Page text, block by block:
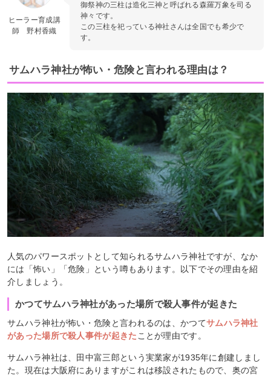
ヒーラー育成講
師 野村香織
御祭神の三柱は造化三神と呼ばれる森羅万象を司る
神々です。
この三柱を祀っている神社さんは全国でも希少で
す。
サムハラ神社が怖い・危険と言われる理由は？
人気のパワースポットとして知られるサムハラ神社ですが、なか
には「怖い」「危険」という噂もあります。以下でその理由を紹
介しましょう。
かつてサムハラ神社があった場所で殺人事件が起きた
サムハラ神社が怖い・危険と言われるのは、かつてサムハラ神社
があった場所で殺人事件が起きた ことが理由です。
サムハラ神社は、田中富三郎という実業家が1935年に創建しまし
た。現在は大阪府にありますがこれは移設されたもので、奥の宮